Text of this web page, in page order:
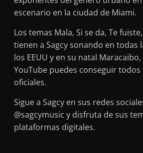
escenario en la ciudad de Miami.
Los temas Mala, Si se da, Te
tienen a Sagcy sonando en todas
los EEUU y en su natal
YouTube puedes conseguir todos
oficiales.
Sigue a Sagcy en sus redes
@sagcymusic y disfruta de sus
plataformas digitales.